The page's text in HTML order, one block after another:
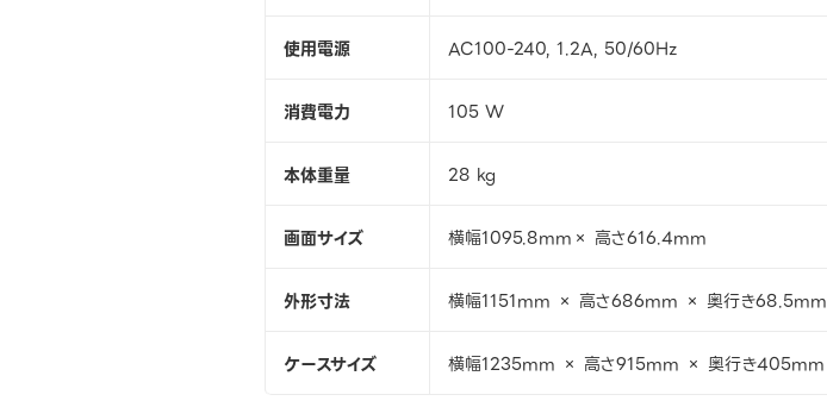
使用電源 AC100-240, 1.2A, 50/60Hz
消費電力 105 W
本体重量 28 kg
画面サイズ 横幅1095.8mm× 高さ616.4mm
外形寸法 横幅1151mm × 高さ686mm × 奥行き68.5mm
ケースサイズ 横幅1235mm × 高さ915mm × 奥行き405mm